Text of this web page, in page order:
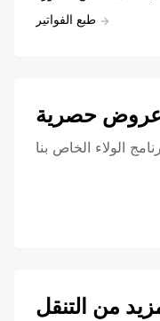
طبع الفواتير
حصرية
الولاء الخاص بنا
من التنقل